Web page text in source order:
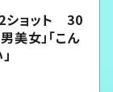
ショット 30
美女」「こん